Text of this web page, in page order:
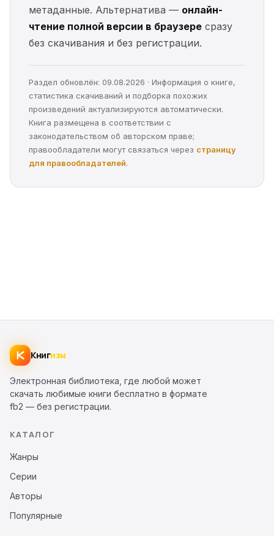
метаданные. Альтернатива — онлайн-
чтение полной версии в браузере сразу
без скачивания и без регистрации.
Раздел обновлён: 09.08.2026 · Информация о книге,
статистика скачиваний и подборка похожих
произведений актуализируются автоматически.
Книга размещена в соответствии с
законодательством об авторском праве;
правообладатели могут связаться через страницу
для правообладателей.
Книгизм
Электронная библиотека, где любой может
скачать любимые книги бесплатно в формате
fb2 — без регистрации.
КАТАЛОГ
Жанры
Серии
Авторы
Популярные